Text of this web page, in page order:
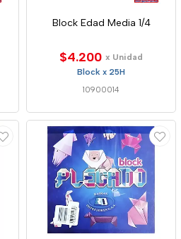
Block Edad Media 1/4
$4.200 x Unidad
Block x 25H
10900014